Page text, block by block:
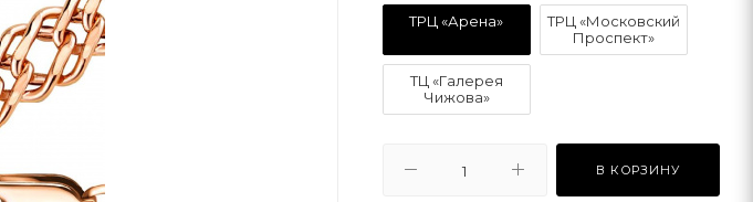
ТРЦ «Арена»
ТРЦ «Московский
Проспект»
ТЦ «Галерея
Чижова»
В КОРЗИНУ